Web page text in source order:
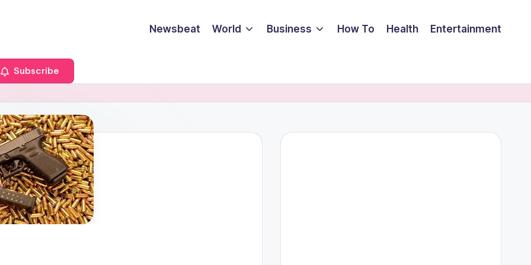
Newsbeat World Business How To Health Entertainment
Subscribe